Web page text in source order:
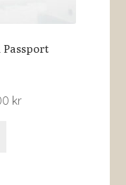
kr